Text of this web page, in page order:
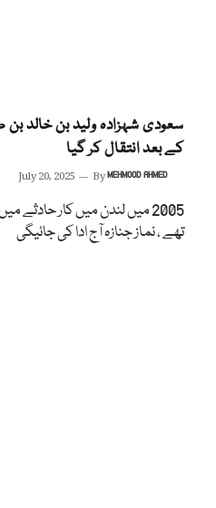
کے بعد انتقال کر گیا
July 20, 2025 ByMEHMOOD AHMED
2005 میں لندن میں کار
تھے ، نماز جنازہ آج ادا کی جائیگی